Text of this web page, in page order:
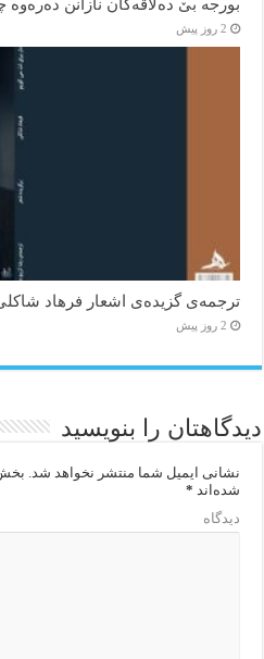
2 روز پیش
ترجمه‌ی گزیده‌‌ی اشعار فرهاد
2 روز پیش
دیدگاهتان را بنویسید
نشانی ایمیل شما منتشر نخواهد شد.
شده‌اند *
دیدگاه